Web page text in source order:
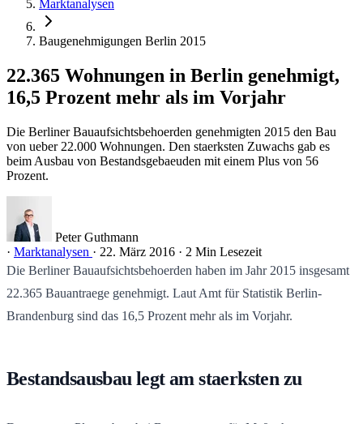
Marktanalysen
Baugenehmigungen Berlin 2015
22.365 Wohnungen in Berlin genehmigt,
16,5 Prozent mehr als im Vorjahr
Die Berliner Bauaufsichtsbehoerden genehmigten 2015 den Bau
von ueber 22.000 Wohnungen. Den staerksten Zuwachs gab es
beim Ausbau von Bestandsgebaeuden mit einem Plus von 56
Prozent.
Peter Guthmann
· Marktanalysen · 22. März 2016 · 2 Min Lesezeit
Die Berliner Bauaufsichtsbehoerden haben im Jahr 2015 insgesamt
22.365 Bauantraege genehmigt. Laut Amt für Statistik Berlin-
Brandenburg sind das 16,5 Prozent mehr als im Vorjahr.
Bestandsausbau legt am staerksten zu